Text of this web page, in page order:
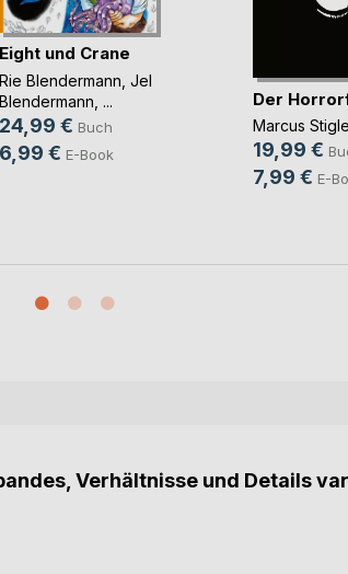
Eight und Crane
Rie Blendermann Jel
Blendermann , ...
24,99 € Buch
6,99 € E-Book
Der
Marcus
19,99 €
7,99 € E-
Verhältnisse und Details